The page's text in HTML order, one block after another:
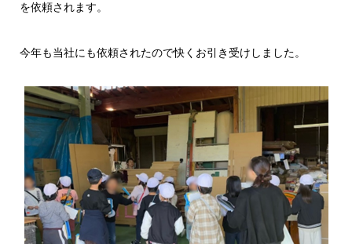
を依頼されます。
今年も当社にも依頼されたので快くお引き受けしました。